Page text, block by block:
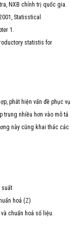
NXB chính trị quốc gia.
Statisstical
1.
statistis for
phát hiện vấn đề phục vụ
trung nhiều hơn vào mô tả
này cũng khai thác các
suất
hoá (Z)
chuẩn hoá số liệu.